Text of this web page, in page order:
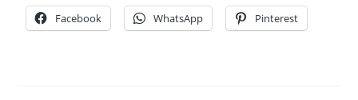
Facebook WhatsApp Pinterest